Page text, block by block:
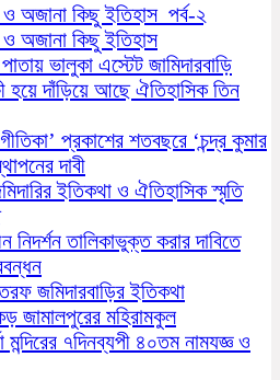
অজানা কিছু ইতিহাস পর্ব-২
অজানা কিছু ইতিহাস
ভালুকা এস্টেট জামিদারবাড়ি
হয়ে দাঁড়িয়ে আছে ঐতিহাসিক তিন
প্রকাশের শতবছরে ‘চন্দ্র কুমার
দাবী
ইতিকথা ও ঐতিহাসিক স্মৃতি
তালিকাভুক্ত করার দাবিতে
জমিদারবাড়ির ইতিকথা
জামালপুরের মহিরামকুল
মন্দিরের ৭দিনব্যপী ৪০তম নামযজ্ঞ ও